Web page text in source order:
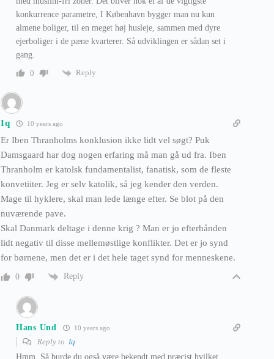
konkurrence parametre, I København bygger man nu kun
almene boliger, til en meget høj husleje, sammen med dyre
ejerboliger i de pæne kvarterer. Så udviklingen er sådan set i
gang.
0
Reply
Iq 10 years ago
Er Iben Thranholms konklusion ikke lidt vel søgt? Puk
Damsgaard har dog nogen erfaring må man gå ud fra. Iben
Thranholm er katolsk fundamentalist, fanatisk, som de fleste
konvetiiter. Jeg er selv katolik, så jeg kender den verden.
Mage til hyklere, skal man lede længe efter. Se blot på den
nuværende pave.
Skal Danmark deltage i denne krig ? Man er jo efterhånden
lidt negativ til disse mellemøstlige konflikter. Det er jo synd
for børnene, men det er i det hele taget synd for menneskene.
0 Reply
Hans Und 10 years ago
Reply to Iq
Hmm. Så burde du også være bekendt med præcist hvilket